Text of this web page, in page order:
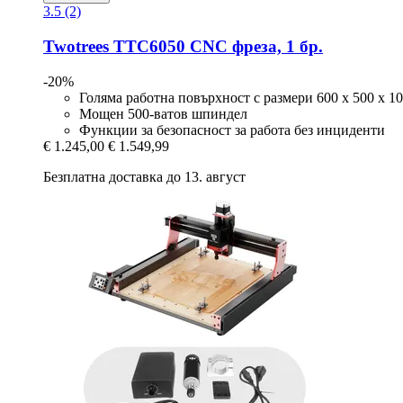
3.5 (2)
Twotrees TTC6050 CNC фреза, 1 бр.
-20%
Голяма работна повърхност с размери 600 x 500 x
Мощен 500-ватов шпиндел
Функции за безопасност за работа без инциденти
€ 1.245,00 € 1.549,99
Безплатна доставка до 13. август